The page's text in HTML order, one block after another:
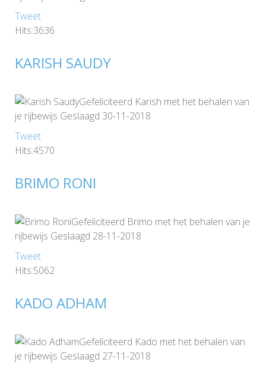
Tweet
Hits:3636
KARISH SAUDY
Gefeliciteerd Karish met het behalen van
je rijbewijs Geslaagd 30-11-2018
Tweet
Hits:4570
BRIMO RONI
Gefeliciteerd Brimo met het behalen van je
rijbewijs Geslaagd 28-11-2018
Tweet
Hits:5062
KADO ADHAM
Gefeliciteerd Kado met het behalen van
je rijbewijs Geslaagd 27-11-2018